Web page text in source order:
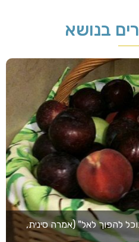
בנושא
להפוך לאל" (אמרה סינית,